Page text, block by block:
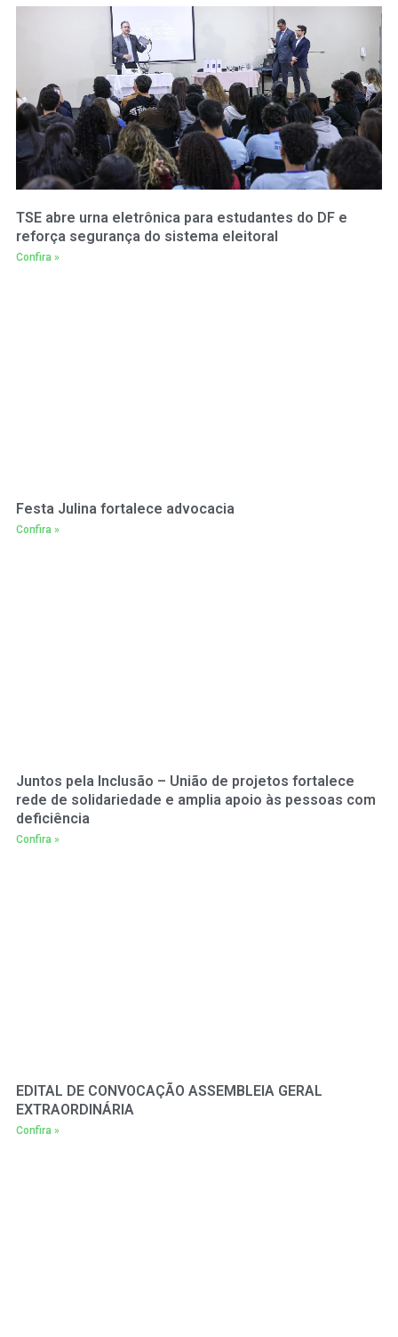
TSE abre urna eletrônica para estudantes do DF e
reforça segurança do sistema eleitoral
Confira »
Festa Julina fortalece advocacia
Confira »
Juntos pela Inclusão – União de projetos fortalece
rede de solidariedade e amplia apoio às pessoas com
deficiência
Confira »
EDITAL DE CONVOCAÇÃO ASSEMBLEIA GERAL
EXTRAORDINÁRIA
Confira »